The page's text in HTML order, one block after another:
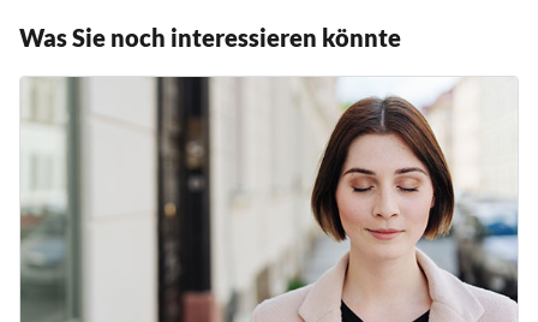
Was Sie noch interessieren könnte